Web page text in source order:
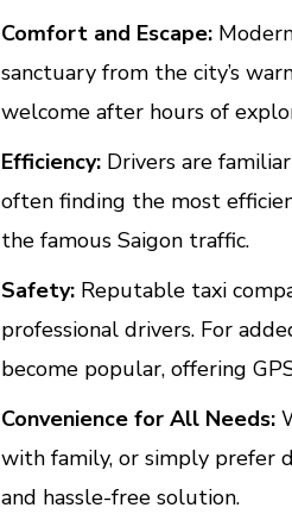
Comfort and Escape:
sanctuary from the city’s
welcome after hours of
Efficiency:Drivers are
often finding the most
the famous Saigon traffic.
Safety:Reputable taxi
professional drivers. For
become popular, offering
Convenience for All Needs:
with family, or simply prefer
and hassle-free solution.